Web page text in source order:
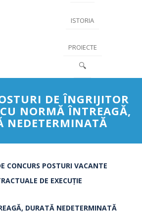
ISTORIA
PROIECTE
🔍
DE ÎNGRIJITOR
NORMĂ ÎNTREAGĂ,
NEDETERMINATĂ
CONCURS POSTURI VACANTE
DE EXECUȚIE
DURATĂ NEDETERMINATĂ